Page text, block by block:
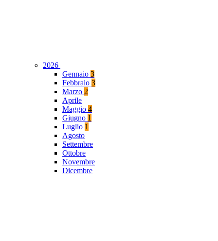
2026
Gennaio 3
Febbraio 3
Marzo 2
Aprile
Maggio 4
Giugno 1
Luglio 1
Agosto
Settembre
Ottobre
Novembre
Dicembre